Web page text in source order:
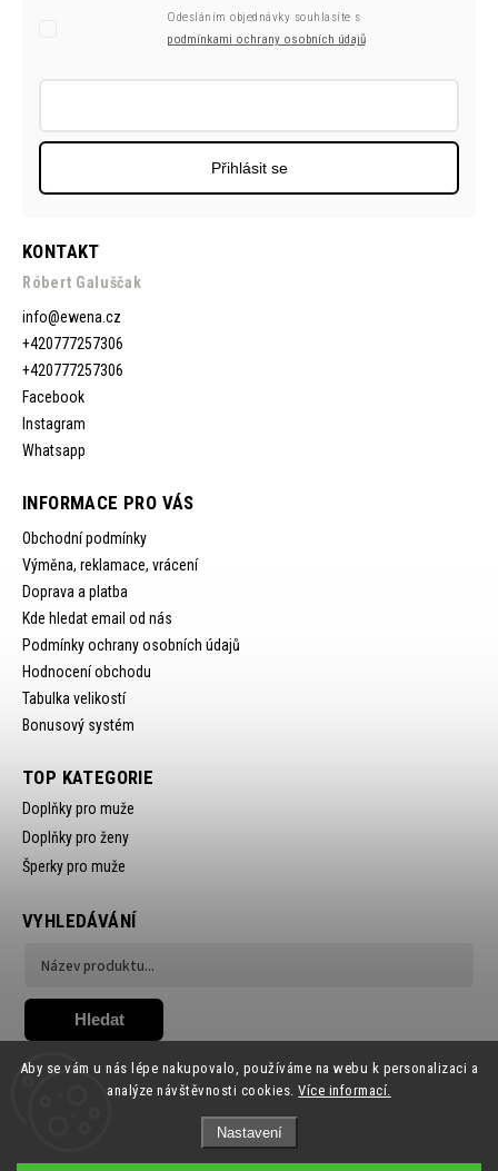
Aby se vám u nás lépe nakupovalo, používáme na webu k personalizaci a
analýze návštěvnosti cookies.Více informací.
Nastavení
KONTAKT
Róbert Galuščak
info@ewena.cz
+420777257306
+420777257306
Facebook
Instagram
Whatsapp
INFORMACE PRO VÁS
Obchodní podmínky
Výměna, reklamace, vrácení
Doprava a platba
Kde hledat email od nás
Podmínky ochrany osobních údajů
Hodnocení obchodu
Tabulka velikostí
Bonusový systém
Odesláním objednávky souhlasíte s
podmínkami ochrany osobních údajů
Přihlásit se
TOP KATEGORIE
Doplňky pro muže
Doplňky pro ženy
Šperky pro muže
VYHLEDÁVÁNÍ
Hledat